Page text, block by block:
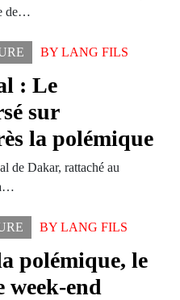
de…
BYLANG FILS
: Le
sur
la polémique
de Dakar, rattaché au
BYLANG FILS
polémique, le
week-end